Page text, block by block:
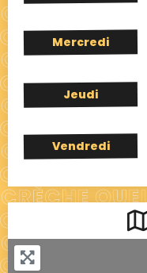
Mercredi
Jeudi
Vendredi